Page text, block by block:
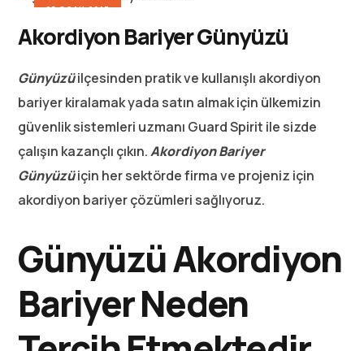
25 OCAK 2017
Akordiyon Bariyer Günyüzü
Günyüzüilçesinden pratik ve kullanışlı akordiyon
bariyer kiralamak yada satın almak için ülkemizin
güvenlik sistemleri uzmanı Guard Spirit ile sizde
çalışın kazançlı çıkın.Akordiyon Bariyer
Günyüzüiçin her sektörde firma ve projeniz için
akordiyon bariyer çözümleri sağlıyoruz.
Günyüzü Akordiyon
Bariyer Neden